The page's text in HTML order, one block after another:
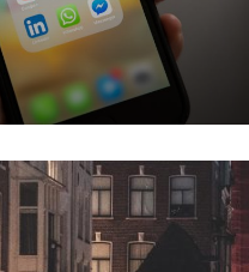
op Funda en ons eigen
adverteren wij jouw woning